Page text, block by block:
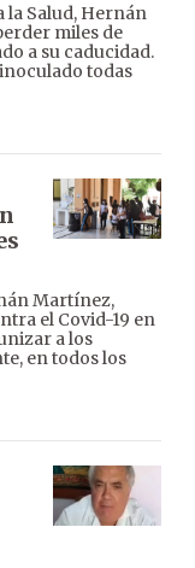
Salud, Hernán
miles de
a su caducidad.
todas
Martínez,
el Covid-19 en
a los
en todos los